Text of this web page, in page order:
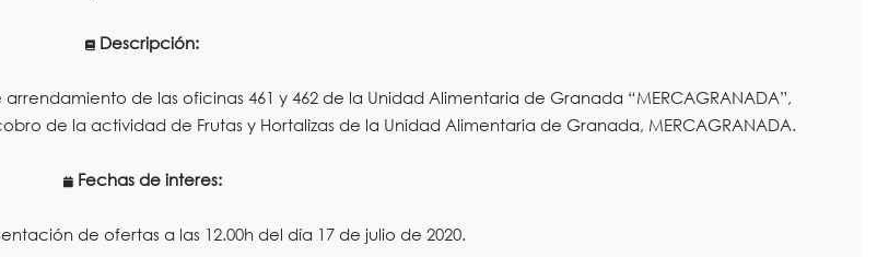
Descripción:
de las oficinas 461 y 462 de la Unidad Alimentaria de Granada “MERCAGRANADA”,
de la actividad de Frutas y Hortalizas de la Unidad Alimentaria de Granada, MERCAGRANADA.
Fechas de interes:
de ofertas a las 12.00h del día 17 de julio de 2020.